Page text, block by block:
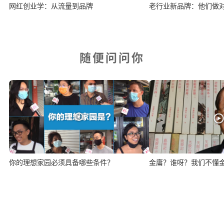
网红创业学：从流量到品牌 老行业新品牌：他们做
随便问问你
你的理想家园必须具备哪些条件？ 金庸？谁呀？我们不懂